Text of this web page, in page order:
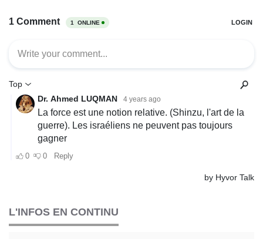
L'INFOS EN CONTINU